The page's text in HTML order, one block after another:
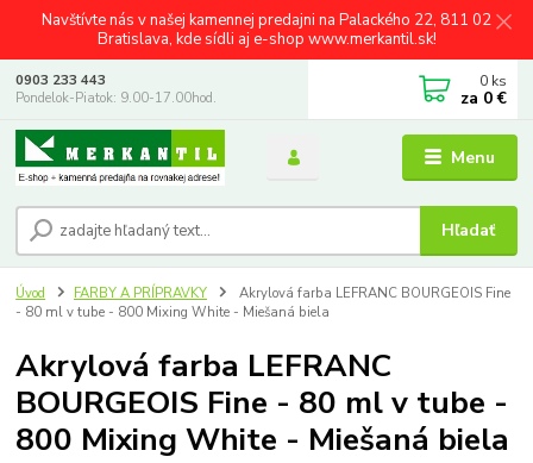
Navštívte nás v našej kamennej predajni na Palackého 22, 811 02
Bratislava, kde sídli aj e-shop www.merkantil.sk!
Menu
Hľadať
0903 233 443
Pondelok-Piatok: 9.00-17.00hod.
0 ks
za 0 €
Úvod FARBY A PRÍPRAVKY
Akrylová farba LEFRANC BOURGEOIS Fine
- 80 ml v tube - 800 Mixing White - Miešaná biela
Akrylová farba LEFRANC
BOURGEOIS Fine - 80 ml v tube -
800 Mixing White - Miešaná biela